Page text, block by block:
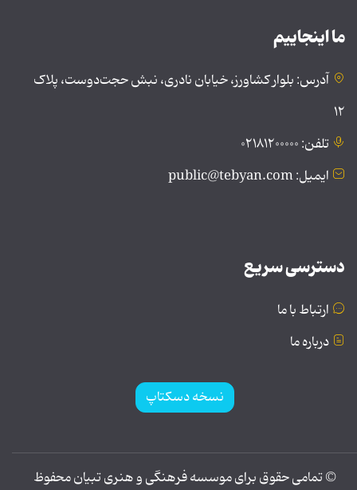
ما اینجاییم
آدرس: بلوار کشاورز، خیابان نادری، نبش حجت‌دوست، پلاک
۱۲
تلفن: ۰۲۱۸۱۲۰۰۰۰۰
ایمیل: public@tebyan.com
دسترسی سریع
ارتباط با ما
درباره ما
نسخه دسکتاپ
© تمامی حقوق برای موسسه فرهنگی و هنری تبیان محفوظ